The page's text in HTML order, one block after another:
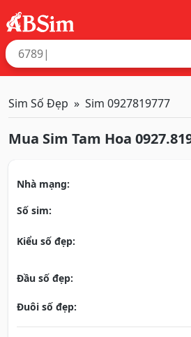
Sim Số Đẹp Sim 0927819777
Mua Sim Tam Hoa
Nhà mạng:
Số sim:
Kiểu số đẹp:
Đầu số đẹp:
Đuôi số đẹp: